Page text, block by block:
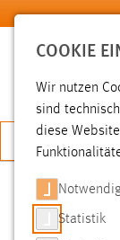
Zum Hauptinhalt
SUCHE
COOKIE
Wir nutzen
sind
diese
Statistik